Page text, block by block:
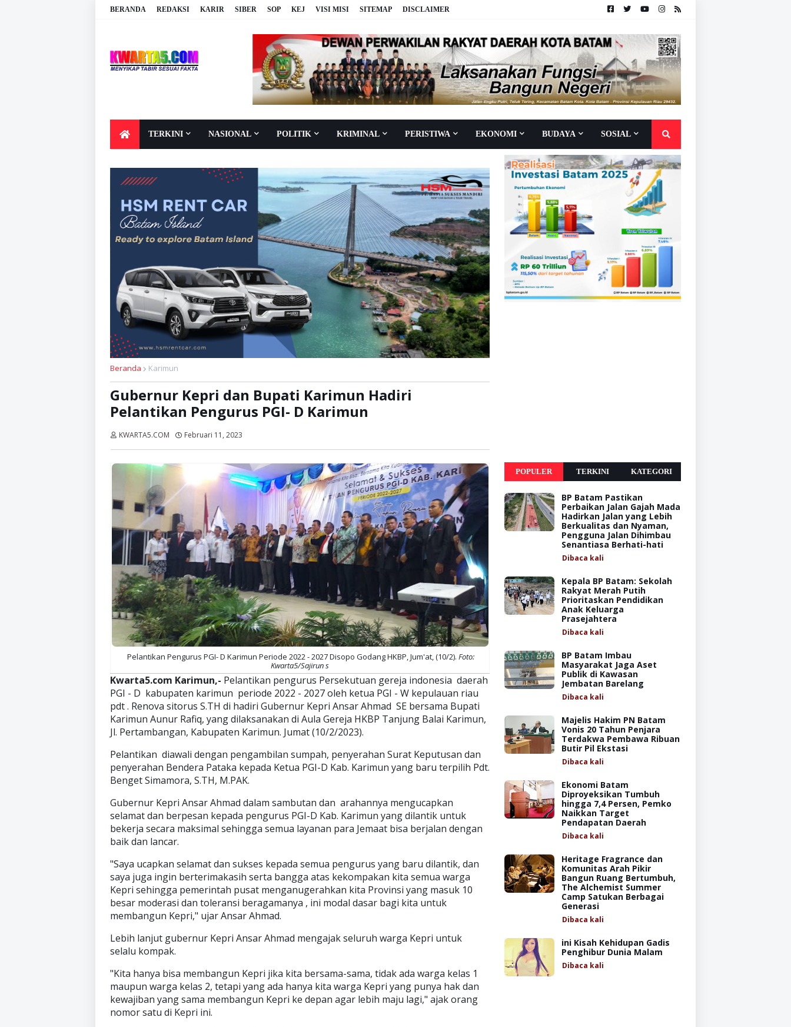
BERANDA REDAKSI KARIR SIBER SOP KEJ VISI MISI SITEMAP DISCLAIMER
TERKINI NASIONAL POLITIK KRIMINAL PERISTIWA EKONOMI BUDAYA SOSIAL
Beranda Karimun
Gubernur Kepri dan Bupati Karimun Hadiri
Pelantikan Pengurus PGI- D Karimun
KWARTA5.COM Februari 11, 2023
Pelantikan Pengurus PGI- D Karimun Periode 2022 - 2027 Disopo Godang HKBP, Jum'at, (10/2). Foto:
Kwarta5/Sajirun s
Kwarta5.com Karimun,- Pelantikan pengurus Persekutuan gereja indonesia daerah
PGI - D kabupaten karimun periode 2022 - 2027 oleh ketua PGI - W kepulauan riau
pdt . Renova sitorus S.TH di hadiri Gubernur Kepri Ansar Ahmad SE bersama Bupati
Karimun Aunur Rafiq, yang dilaksanakan di Aula Gereja HKBP Tanjung Balai Karimun,
Jl. Pertambangan, Kabupaten Karimun. Jumat (10/2/2023).
Pelantikan diawali dengan pengambilan sumpah, penyerahan Surat Keputusan dan
penyerahan Bendera Pataka kepada Ketua PGI-D Kab. Karimun yang baru terpilih Pdt.
Benget Simamora, S.TH, M.PAK.
Gubernur Kepri Ansar Ahmad dalam sambutan dan arahannya mengucapkan
selamat dan berpesan kepada pengurus PGI-D Kab. Karimun yang dilantik untuk
bekerja secara maksimal sehingga semua layanan para Jemaat bisa berjalan dengan
baik dan lancar.
"Saya ucapkan selamat dan sukses kepada semua pengurus yang baru dilantik, dan
saya juga ingin berterimakasih serta bangga atas kekompakan kita semua warga
Kepri sehingga pemerintah pusat menganugerahkan kita Provinsi yang masuk 10
besar moderasi dan toleransi beragamanya , ini modal dasar bagi kita untuk
membangun Kepri," ujar Ansar Ahmad.
Lebih lanjut gubernur Kepri Ansar Ahmad mengajak seluruh warga Kepri untuk
selalu kompak.
"Kita hanya bisa membangun Kepri jika kita bersama-sama, tidak ada warga kelas 1
maupun warga kelas 2, tetapi yang ada hanya kita warga Kepri yang punya hak dan
kewajiban yang sama membangun Kepri ke depan agar lebih maju lagi," ajak orang
nomor satu di Kepri ini.
POPULER TERKINI KATEGORI
BP Batam Pastikan
Perbaikan Jalan Gajah Mada
Hadirkan Jalan yang Lebih
Berkualitas dan Nyaman,
Pengguna Jalan Dihimbau
Senantiasa Berhati-hati
Dibaca kali
Kepala BP Batam: Sekolah
Rakyat Merah Putih
Prioritaskan Pendidikan
Anak Keluarga
Prasejahtera
Dibaca kali
BP Batam Imbau
Masyarakat Jaga Aset
Publik di Kawasan
Jembatan Barelang
Dibaca kali
Majelis Hakim PN Batam
Vonis 20 Tahun Penjara
Terdakwa Pembawa Ribuan
Butir Pil Ekstasi
Dibaca kali
Ekonomi Batam
Diproyeksikan Tumbuh
hingga 7,4 Persen, Pemko
Naikkan Target
Pendapatan Daerah
Dibaca kali
Heritage Fragrance dan
Komunitas Arah Pikir
Bangun Ruang Bertumbuh,
The Alchemist Summer
Camp Satukan Berbagai
Generasi
Dibaca kali
ini Kisah Kehidupan Gadis
Penghibur Dunia Malam
Dibaca kali